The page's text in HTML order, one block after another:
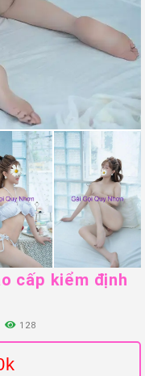
cấp kiểm định
128